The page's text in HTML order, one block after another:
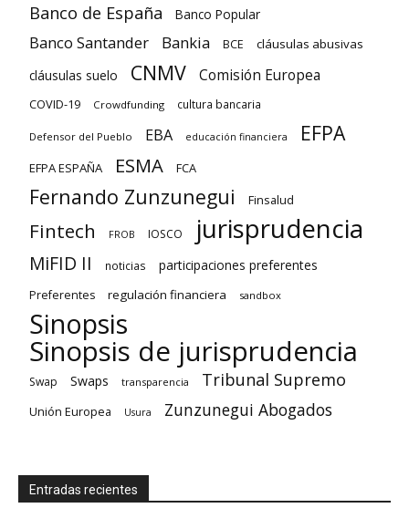
Banco de España Banco Popular
Banco Santander Bankia BCE cláusulas abusivas
cláusulas suelo CNMV Comisión Europea
COVID-19 Crowdfunding cultura bancaria
Defensor del Pueblo EBA educación financiera EFPA
EFPA ESPAÑA ESMA FCA
Fernando Zunzunegui Finsalud
Fintech FROB IOSCO jurisprudencia
MiFID II noticias participaciones preferentes
Preferentes regulación financiera sandbox
Sinopsis
Sinopsis de jurisprudencia
Swap Swaps transparencia Tribunal Supremo
Unión Europea Usura Zunzunegui Abogados
Entradas recientes